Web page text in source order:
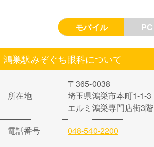
モバイル PC
鴻巣駅みぞぐち眼科について
所在地
〒365-0038
埼玉県鴻巣市本町1-1-3
エルミ鴻巣専門店街3階
電話番号
048-540-2200